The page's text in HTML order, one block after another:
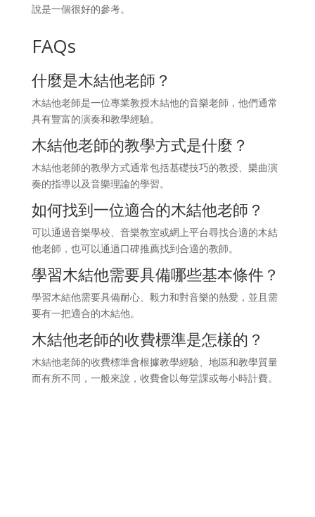
說是一個很好的參考。
FAQs
什麼是木結他老師？
木結他老師是一位專業教授木結他的音樂老師，他們通常
具有豐富的演奏和教學經驗。
木結他老師的教學方式是什麼？
木結他老師的教學方式通常包括基礎技巧的教授、樂曲演
奏的指導以及音樂理論的學習。
如何找到一位適合的木結他老師？
可以通過音樂學校、音樂教室或網上平台尋找合適的木結
他老師，也可以通過口碑推薦找到合適的教師。
學習木結他需要具備哪些基本條件？
學習木結他需要具備耐心、毅力和對音樂的熱愛，並且需
要有一把適合的木結他。
木結他老師的收費標準是怎樣的？
木結他老師的收費標準會根據教學經驗、地區和教學質量
而有所不同，一般來說，收費會以每堂課或每小時計費。